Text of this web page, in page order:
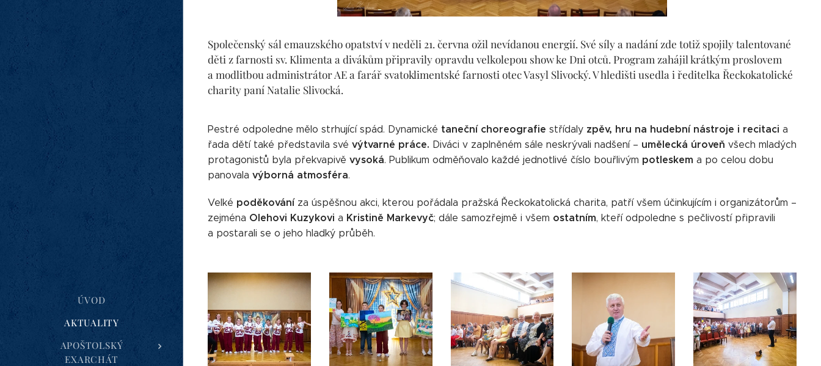
ÚVOD
AKTUALITY
APOŠTOLSKÝ
EXARCHÁT
Společenský sál emauzského opatství v neděli 21. června ožil nevídanou energií. Své síly a nadání zde totiž spojily talentované
děti z farnosti sv. Klimenta a divákům připravily opravdu velkolepou show ke Dni otců. Program zahájil krátkým proslovem
a modlitbou administrátor AE a farář svatoklimentské farnosti otec Vasyl Slivocký. V hledišti usedla i ředitelka Řeckokatolické
charity paní Natalie Slivocká.
Pestré odpoledne mělo strhující spád. Dynamické taneční choreografie střídaly zpěv, hru na hudební nástroje i recitaci a
řada dětí také představila své výtvarné práce. Diváci v zaplněném sále neskrývali nadšení – umělecká úroveň všech mladých
protagonistů byla překvapivě vysoká. Publikum odměňovalo každé jednotlivé číslo bouřlivým potleskem a po celou dobu
panovala výborná atmosféra.
Velké poděkování za úspěšnou akci, kterou pořádala pražská Řeckokatolická charita, patří všem účinkujícím i organizátorům –
zejména Olehovi Kuzykovi a Kristině Markevyč; dále samozřejmě i všem ostatním, kteří odpoledne s pečlivostí připravili
a postarali se o jeho hladký průběh.